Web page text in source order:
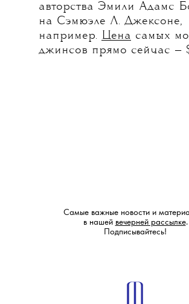
авторства Эмили Адамс
на Сэмюэле Л. Джексоне,
например. Цена самых
джинсов прямо сейчас —
Самые важные новости и
в нашей вечерней рассылке.
Подписывайтесь!